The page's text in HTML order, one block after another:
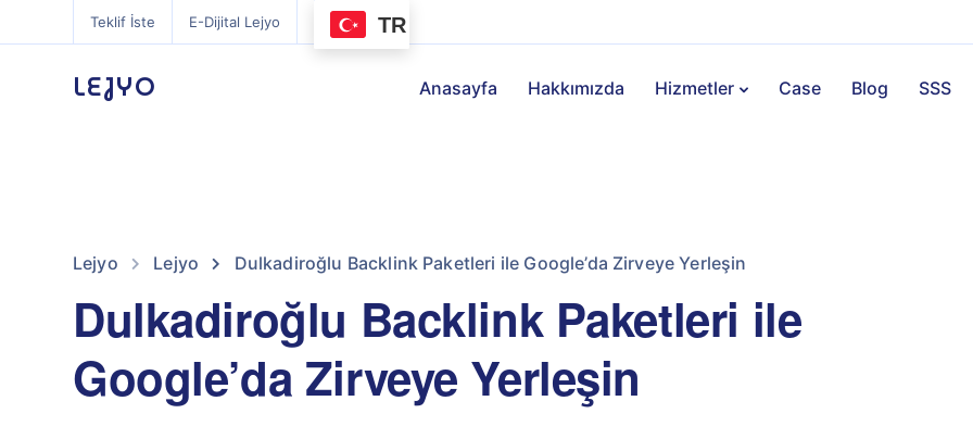
Teklif İste E-Dijital Lejyo TR
LEJYO Anasayfa Hakkımızda Hizmetler Case Blog SSS
Lejyo Lejyo Dulkadiroğlu Backlink Paketleri ile Google’da Zirveye Yerleşin
Dulkadiroğlu Backlink Paketleri ile
Google’da Zirveye Yerleşin